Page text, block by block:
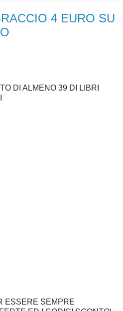
4 EURO SU
DI ALMENO 39 DI LIBRI
ESSERE SEMPRE